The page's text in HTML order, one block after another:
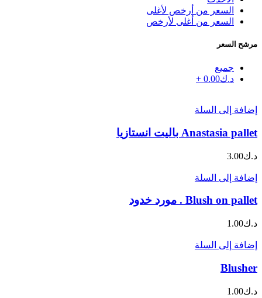
السعر من أرخص لأغلى
السعر من أغلى لأرخص
مرشح السعر
جميع
د.ك0.00
+
إضافة إلى السلة
Anastasia pallet باليت انستازيا
د.ك3.00
إضافة إلى السلة
Blush on pallet . مورد خدود
د.ك1.00
إضافة إلى السلة
Blusher
د.ك1.00